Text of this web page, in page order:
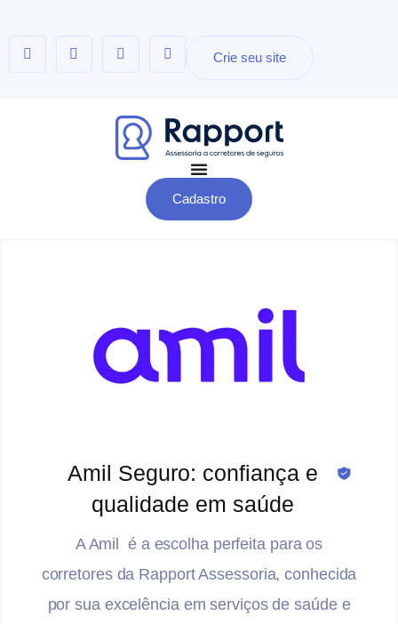
Crie seu site
Cadastro
Amil Seguro: confiança e
qualidade em saúde
A Amil é a escolha perfeita para os
corretores da Rapport Assessoria, conhecida
por sua excelência em serviços de saúde e